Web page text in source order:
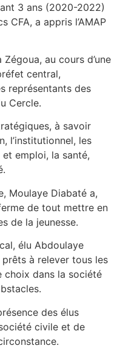
3 ans (2020-2022)
CFA, a appris l’AMAP
au cours d’une
central,
représentants des
Cercle.
à savoir
l’institutionnel, les
emploi, la santé,
Moulaye Diabaté a,
de tout mettre en
de la jeunesse.
élu Abdoulaye
à relever tous les
choix dans la société
des élus
civile et de